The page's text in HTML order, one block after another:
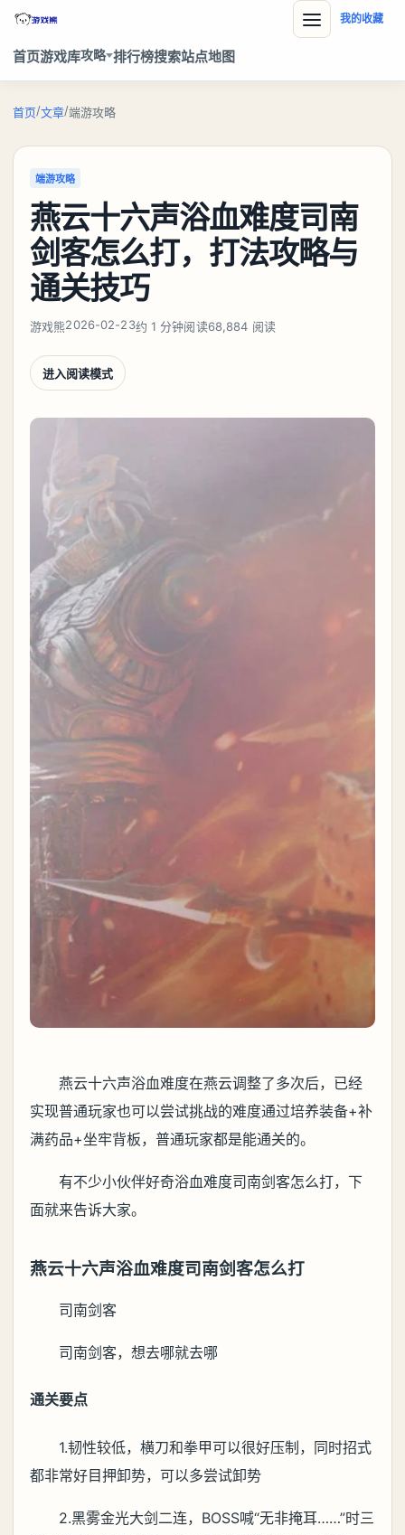
首页游戏库攻略 排行榜搜索站点地图
我的收藏
首页/文章/端游攻略
端游攻略
燕云十六声浴血难度司南
剑客怎么打，打法攻略与
通关技巧
游戏熊2026-02-23约 1 分钟阅读68,884 阅读
进入阅读模式
燕云十六声浴血难度在燕云调整了多次后，已经
实现普通玩家也可以尝试挑战的难度通过培养装备+补
满药品+坐牢背板，普通玩家都是能通关的。
有不少小伙伴好奇浴血难度司南剑客怎么打，下
面就来告诉大家。
燕云十六声浴血难度司南剑客怎么打
司南剑客
司南剑客，想去哪就去哪
通关要点
1.韧性较低，横刀和拳甲可以很好压制，同时招式
都非常好目押卸势，可以多尝试卸势
2.黑雾金光大剑二连，BOSS喊“无非掩耳……”时三